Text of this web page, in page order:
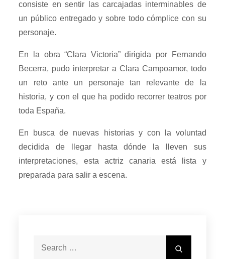
consiste en sentir las carcajadas interminables de
un público entregado y sobre todo cómplice con su
personaje.
En la obra “Clara Victoria” dirigida por Fernando
Becerra, pudo interpretar a Clara Campoamor, todo
un reto ante un personaje tan relevante de la
historia, y con el que ha podido recorrer teatros por
toda España.
En busca de nuevas historias y con la voluntad
decidida de llegar hasta dónde la lleven sus
interpretaciones, esta actriz canaria está lista y
preparada para salir a escena.